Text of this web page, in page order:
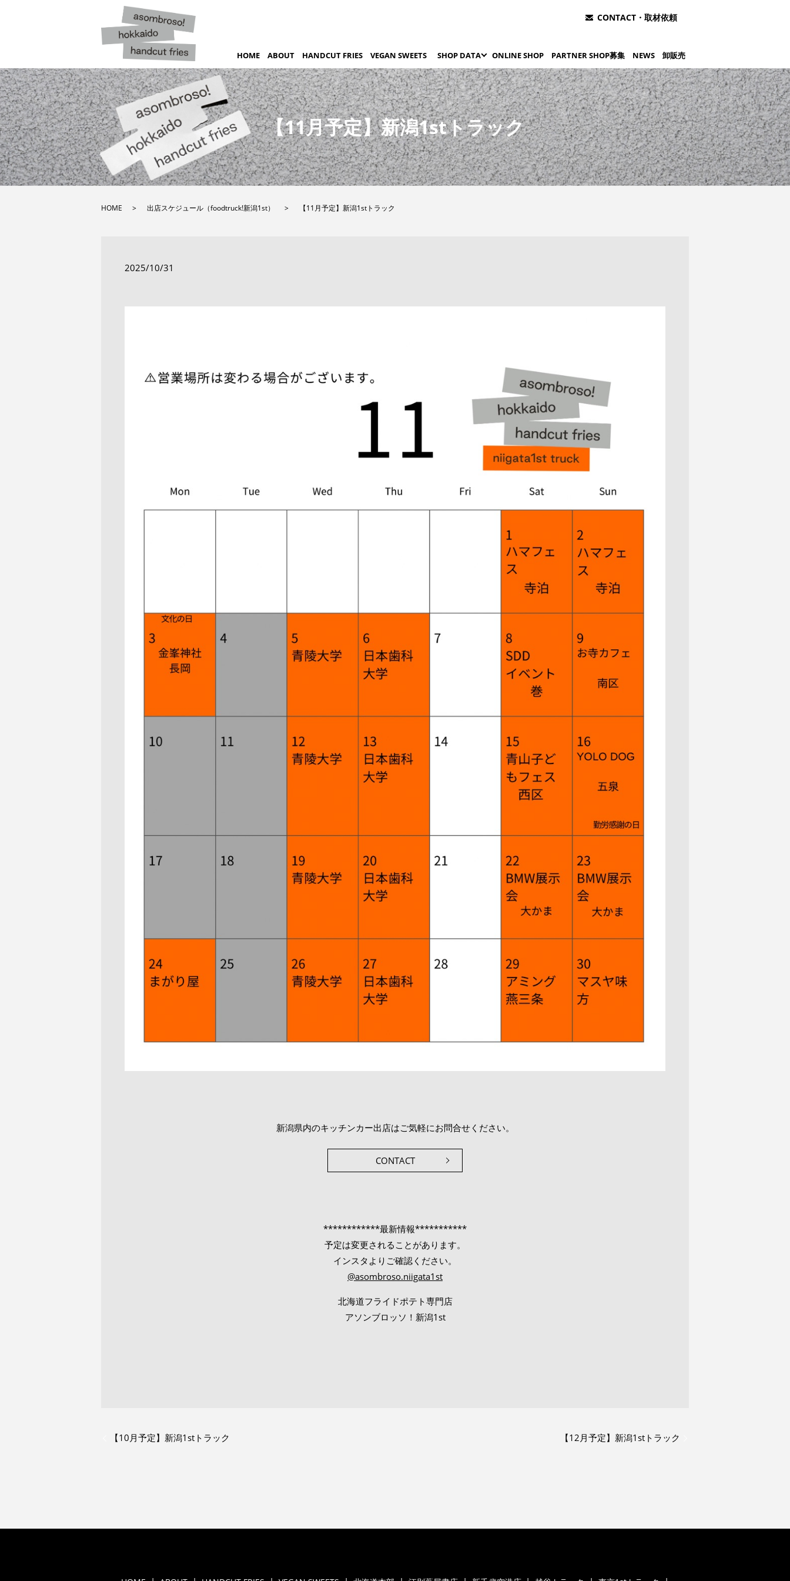
CONTACT・取材依頼
HOME ABOUT HANDCUT FRIES VEGAN SWEETS SHOP DATA ONLINE SHOP PARTNER SHOP募集 NEWS 卸販売
【11月予定】新潟1stトラック
HOME 出店スケジュール（foodtruck!新潟1st） 【11月予定】新潟1stトラック
2025/10/31
新潟県内のキッチンカー出店はご気軽にお問合せください。
CONTACT
************最新情報***********
予定は変更されることがあります。
インスタよりご確認ください。
@asombroso.niigata1st
北海道フライドポテト専門店
アソンブロッソ！新潟1st
【10月予定】新潟1stトラック 【12月予定】新潟1stトラック